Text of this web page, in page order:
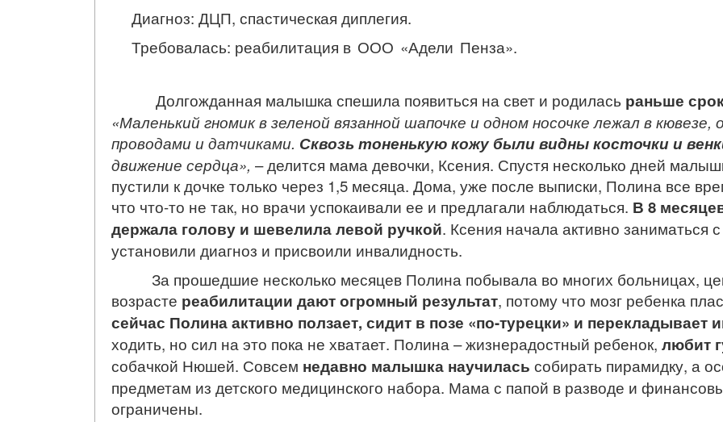
Диагноз: ДЦП, спастическая диплегия.
Требовалась: реабилитация в ООО «Адели Пенза».
Долгожданная малышка спешила появиться на свет и родилась раньше
«Маленький гномик в зеленой вязанной шапочке и одном носочке лежал в
проводами и датчиками. Сквозь тоненькую кожу были видны косточки и
движение сердца», – делится мама девочки, Ксения. Спустя несколько дней
пустили к дочке только через 1,5 месяца. Дома, уже после выписки, Полина все
что что-то не так, но врачи успокаивали ее и предлагали наблюдаться. В 8
держала голову и шевелила левой ручкой. Ксения начала активно заниматься
установили диагноз и присвоили инвалидность.
За прошедшие несколько месяцев Полина побывала во многих больницах,
возрасте реабилитации дают огромный результат, потому что мозг ребенка
сейчас Полина активно ползает, сидит в позе «по-турецки» и перекладывает
ходить, но сил на это пока не хватает. Полина – жизнерадостный ребенок, любит
собачкой Нюшей. Совсем недавно малышка научилась собирать пирамидку, а
предметам из детского медицинского набора. Мама с папой в разводе и
ограничены.